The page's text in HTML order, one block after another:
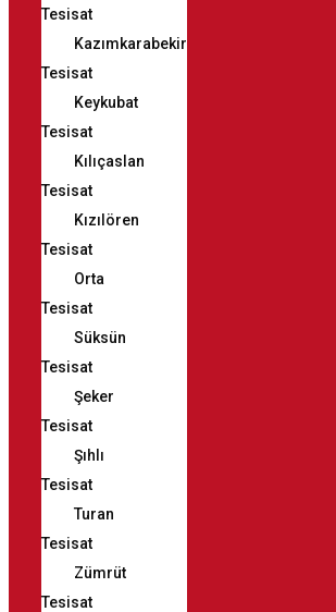
Tesisat
Kazımkarabekir
Tesisat
Keykubat
Tesisat
Kılıçaslan
Tesisat
Kızılören
Tesisat
Orta
Tesisat
Süksün
Tesisat
Şeker
Tesisat
Şıhlı
Tesisat
Turan
Tesisat
Zümrüt
Tesisat